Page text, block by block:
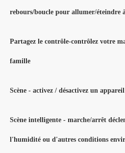
rebours/boucle pour allumer/éteindre
Partagez le contrôle-contrôlez votre
famille
Scène - activez / désactivez un
Scène intelligente - marche/arrêt
l'humidité ou d'autres conditions